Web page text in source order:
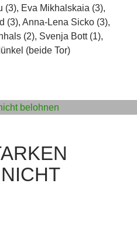
(3), Eva Mikhalskaia (3),
(3), Anna-Lena Sicko (3),
(2), Svenja Bott (1),
(beide Tor)